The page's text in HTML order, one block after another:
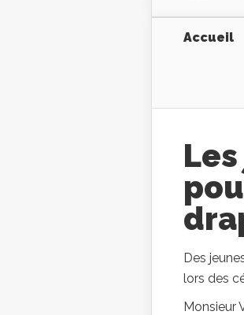
Accueil
Des
lors des
Monsieur